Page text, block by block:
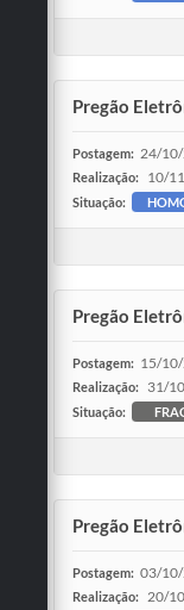
Pregão
Postagem: 24/
Realização: 10/
Situação:
Pregão
Postagem: 15/10/
Realização: 31/
Situação:
Pregão
Postagem: 03/10/
Realização: 20/